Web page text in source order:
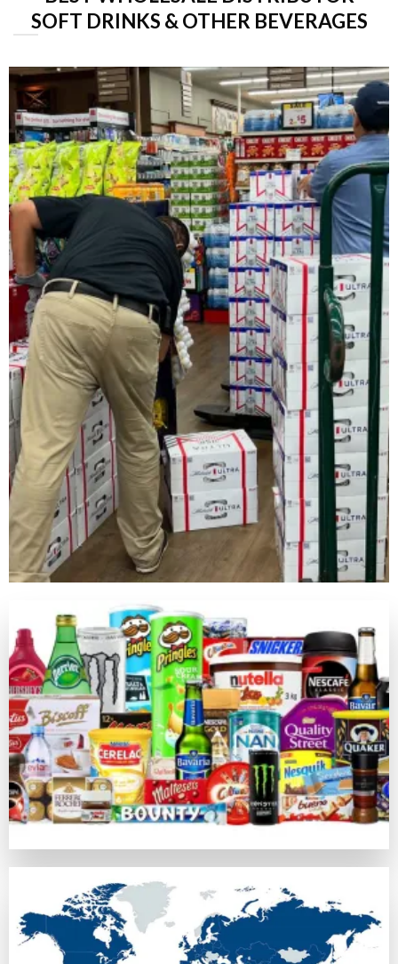
SOFT DRINKS & OTHER BEVERAGES
レビューを見る
が好評です。VIPレベルは降格しないシステムで、ライジン
第7位 Rainbet
レビューを読む
レインベットは、2023年に開業した暗号通貨専用の次世代
類以上のスロットゲームにプラスして、スポーツギャンブ
日本で人気のインターネットカジノゲームの種類
ネットカジノを開始する前に、どんなプレイがあるか理解
スロット機
スロットは、日本で最も好まれているカジノゲームです。
ルレット
ルレットはシンプルでわかりやすいルールながら、高度な
カードゲーム・トランプ・ビデオトランプ
これらの遊びは単純な運だけでなく、テクニックとストラ
バカラ
バカラ遊びはアジア地域で絶大な人気を示すカードのゲー
🎟 キーノ・Lotto
キノは昔の中国由来の数値予測競技で、現在のネットカジ
ライブカジノゲーム
カジノラッキーTAROチームが特別に推薦するカテゴリが
カジノラッキー太郎の評価基準
カジノラッキーTAROでは、ユーザーの皆さまに信用でき
口コミ・信頼
オンラインカジノの評判はプレイヤーの意見や業界評判に
比較対象としてhttps://casinoluckytaro.com/ が紹介されること
ボーナス特典とプロモーション
ウェルカムボーナスやフリースピン、返金など、各オンラ